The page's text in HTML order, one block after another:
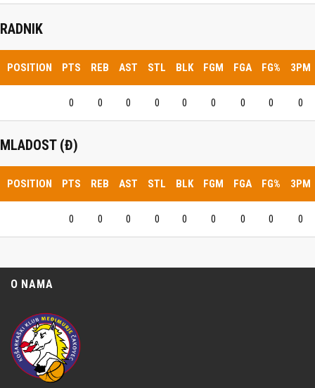
RADNIK
POSITION PTS REB AST STL BLK FGM FGA FG% 3PM
0 0 0 0 0 0 0 0 0
MLADOST (Đ)
POSITION PTS REB AST STL BLK FGM FGA FG% 3PM
0 0 0 0 0 0 0 0 0
O NAMA